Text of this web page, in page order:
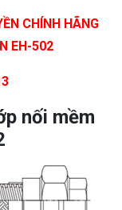
CHÍNH HÃNG
EH-502
nối mềm